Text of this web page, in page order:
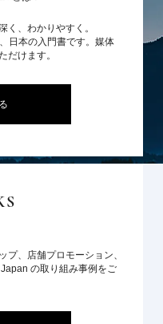
く、わかりやすく。
日本の入門書です。媒体
だけます。
プ、店舗プロモーション、
の取り組み事例をご